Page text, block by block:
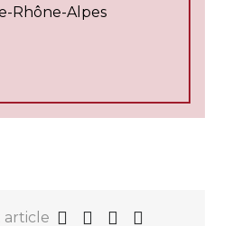
Rhône-Alpes
article